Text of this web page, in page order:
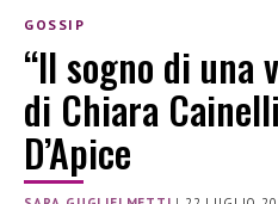
GOSSIP
“Il sogno di una
di Chiara
D’Apice